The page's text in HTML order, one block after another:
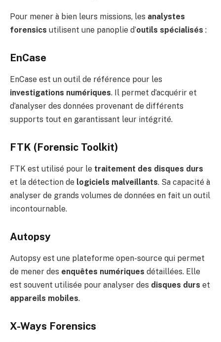
Pour mener à bien leurs missions, les analystes
forensics utilisent une panoplie d’outils spécialisés :
EnCase
EnCase est un outil de référence pour les
investigations numériques. Il permet d’acquérir et
d’analyser des données provenant de différents
supports tout en garantissant leur intégrité.
FTK (Forensic Toolkit)
FTK est utilisé pour le traitement des disques durs
et la détection de logiciels malveillants. Sa capacité à
analyser de grands volumes de données en fait un outil
incontournable.
Autopsy
Autopsy est une plateforme open-source qui permet
de mener des enquêtes numériques détaillées. Elle
est souvent utilisée pour analyser des disques durs et
appareils mobiles.
X-Ways Forensics